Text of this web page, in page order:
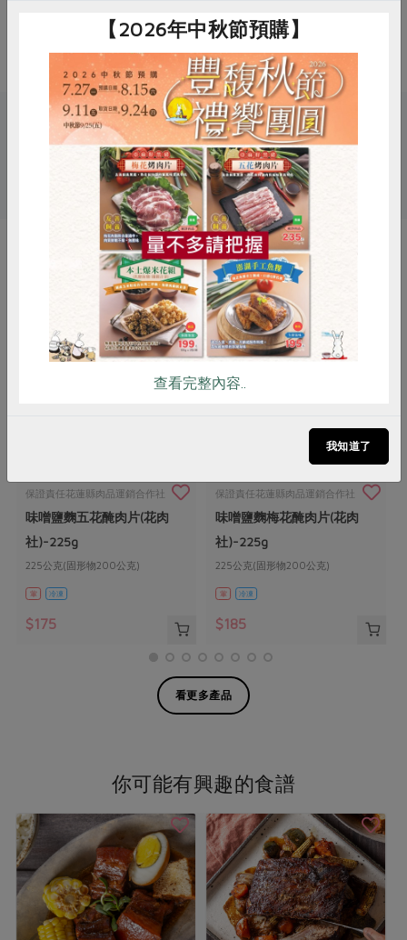
關鍵字
# 花肉社 # 豬肉 # 香腸
你可能有興趣的產品
保證責任花蓮縣肉品運銷合作社
味噌鹽麴五花醃肉片(花肉
社)-225g
225公克(固形物200公克)
葷 冷凍
$175
保證責任花蓮縣肉品運銷合作社
味噌鹽麴梅花醃肉片(花肉
社)-225g
225公克(固形物200公克)
葷 冷凍
$185
看更多產品
你可能有興趣的食譜
RPET 食譜 減硝酸鹽
雞蛋 食安 共同購買
【2026年中秋節預購】
查看完整內容..
我知道了